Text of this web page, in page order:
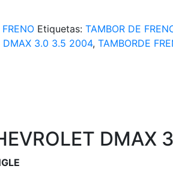
Etiquetas: TAMBOR DE
DMAX 3.0 3.5 2004, TAMBORDE